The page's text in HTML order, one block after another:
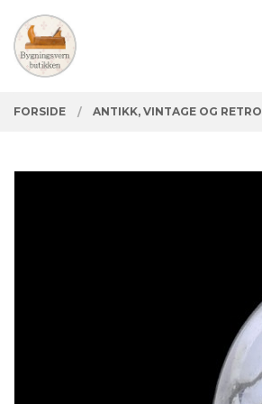
innholdet
PRODUKTER
Lukk
FORSIDE ANTIKK, VINTAGE OG RETRO